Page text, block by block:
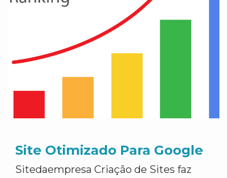
Site Otimizado Para Google
Sitedaempresa Criação de Sites faz